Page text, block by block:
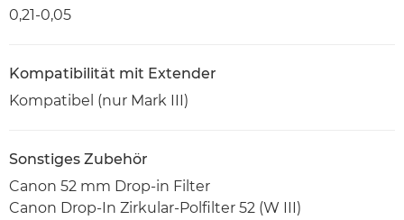
0,21-0,05
Kompatibilität mit Extender
Kompatibel (nur Mark III)
Sonstiges Zubehör
Canon 52 mm Drop-in Filter
Canon Drop-In Zirkular-Polfilter 52 (W III)